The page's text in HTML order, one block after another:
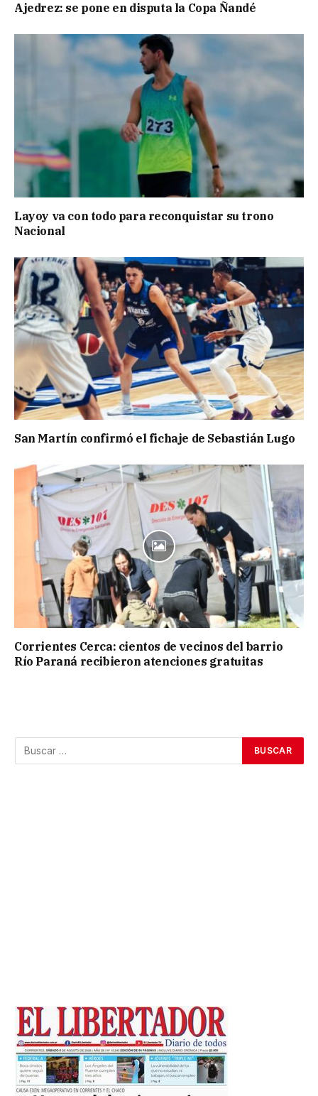
Ajedrez: se pone en disputa la Copa Ñandé
Layoy va con todo para reconquistar su trono
Nacional
San Martín confirmó el fichaje de Sebastián Lugo
Corrientes Cerca: cientos de vecinos del barrio
Río Paraná recibieron atenciones gratuitas